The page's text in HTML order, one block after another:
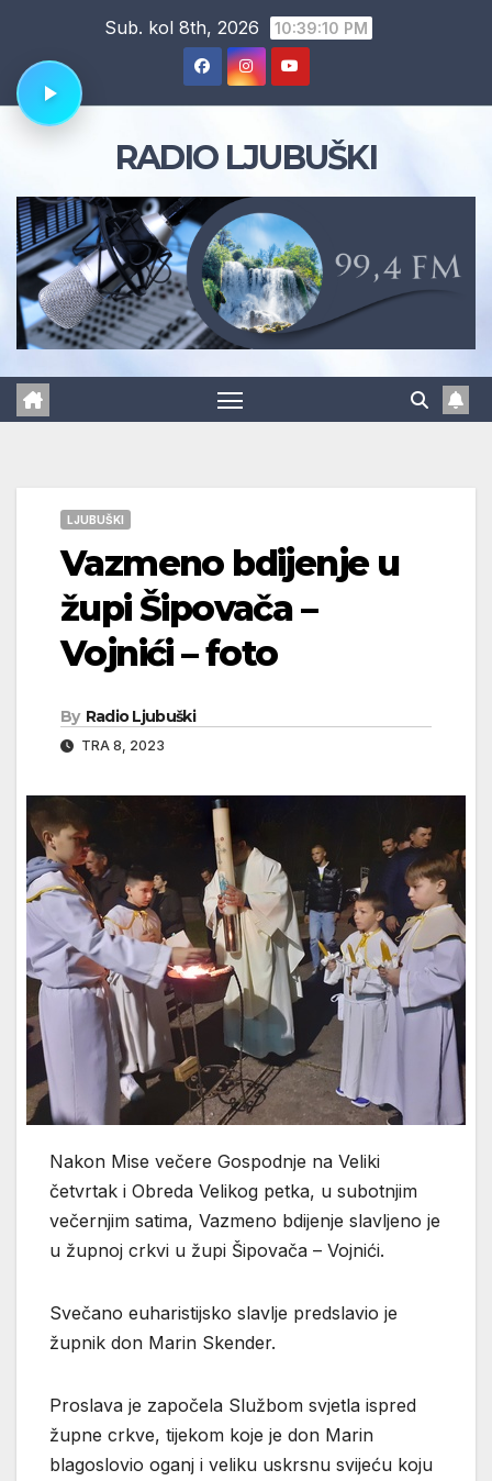
content
Sub. kol 8th, 2026 10:39:12 PM
RADIO LJUBUŠKI
LJUBUŠKI
Vazmeno bdijenje u
župi Šipovača –
Vojnići – foto
By Radio Ljubuški
TRA 8, 2023
Nakon Mise večere Gospodnje na Veliki
četvrtak i Obreda Velikog petka, u subotnjim
večernjim satima, Vazmeno bdijenje slavljeno je
u župnoj crkvi u župi Šipovača – Vojnići.
Svečano euharistijsko slavlje predslavio je
župnik don Marin Skender.
Proslava je započela Službom svjetla ispred
župne crkve, tijekom koje je don Marin
blagoslovio oganj i veliku uskrsnu svijeću koju